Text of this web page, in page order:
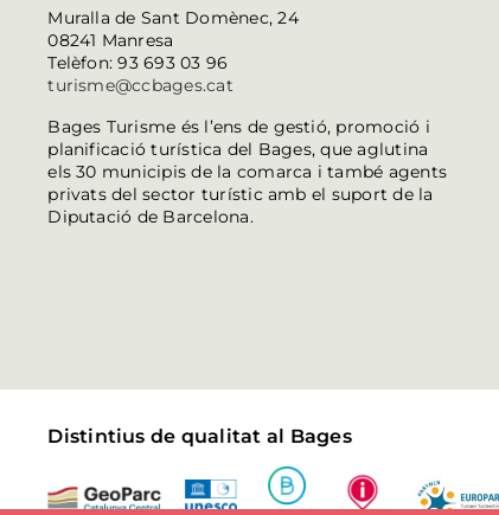
Muralla de Sant Domènec, 24
08241 Manresa
Telèfon: 93 693 03 96
turisme@ccbages.cat
Bages Turisme és l’ens de gestió, promoció i
planificació turística del Bages, que aglutina
els 30 municipis de la comarca i també agents
privats del sector turístic amb el suport de la
Diputació de Barcelona.
Distintius de qualitat al Bages